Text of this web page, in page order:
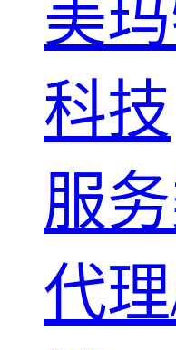
美
科技
服务
代